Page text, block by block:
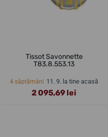
Tissot Savonnette
T83.8.553.13
4 săptămâni 11. 9. la tine acasă
2 095,69 lei